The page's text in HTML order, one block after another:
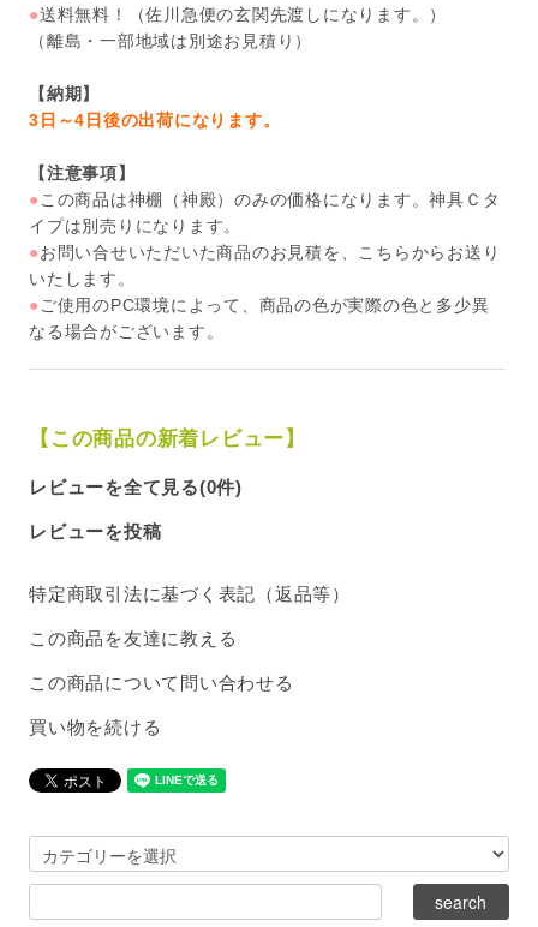
●送料無料！（佐川急便の玄関先渡しになります。）
（離島・一部地域は別途お見積り）
【納期】
3日～4日後の出荷になります。
【注意事項】
● この商品は神棚（神殿）のみの価格になります。神具Ｃタ
イプは別売りになります。
●お問い合せいただいた商品のお見積を、こちらからお送り
いたします。
● ご使用のPC環境によって、商品の色が実際の色と多少異
なる場合がございます。
【この商品の新着レビュー】
レビューを全て見る(0件)
レビューを投稿
特定商取引法に基づく表記（返品等）
この商品を友達に教える
この商品について問い合わせる
買い物を続ける